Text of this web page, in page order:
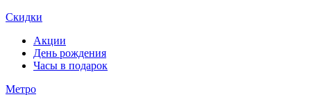
Скидки
Акции
День рождения
Часы в подарок
Метро